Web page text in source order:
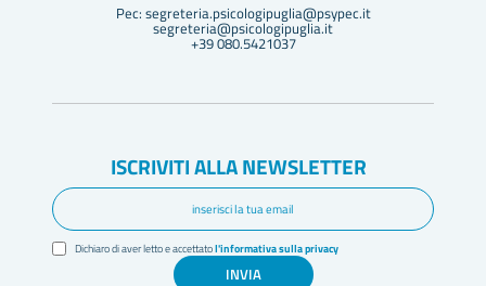
Pec: segreteria.psicologipuglia@psypec.it
segreteria@psicologipuglia.it
+39 080.5421037
ISCRIVITI ALLA NEWSLETTER
Dichiaro di aver letto e accettatol'informativa sulla privacy
INVIA